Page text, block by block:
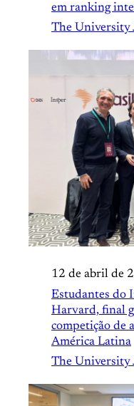
em ranking
The University
12 de abril de
Estudantes do
Harvard, final
competição de
América Latina
The University